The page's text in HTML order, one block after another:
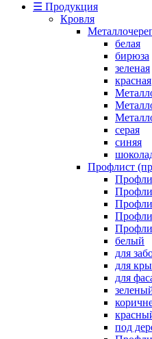
☰ Продукция
Кровля
белая
бирюза
зеленая
красная
серая
синяя
Профлист
белый
для
для
для
под